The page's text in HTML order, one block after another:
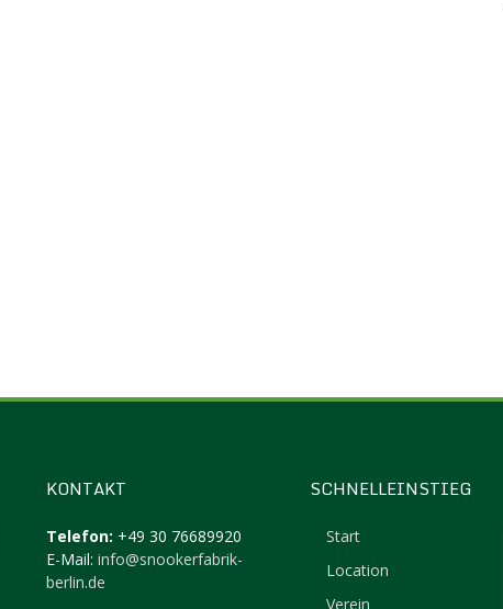
KONTAKT
Telefon: +49 30 76689920
E-Mail: info@snookerfabrik-
berlin.de
SCHNELLEINSTIEG
Start
Location
Verein